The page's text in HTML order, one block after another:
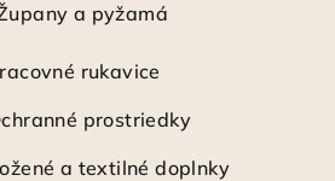
a pyžamá
rukavice
prostriedky
a textilné doplnky